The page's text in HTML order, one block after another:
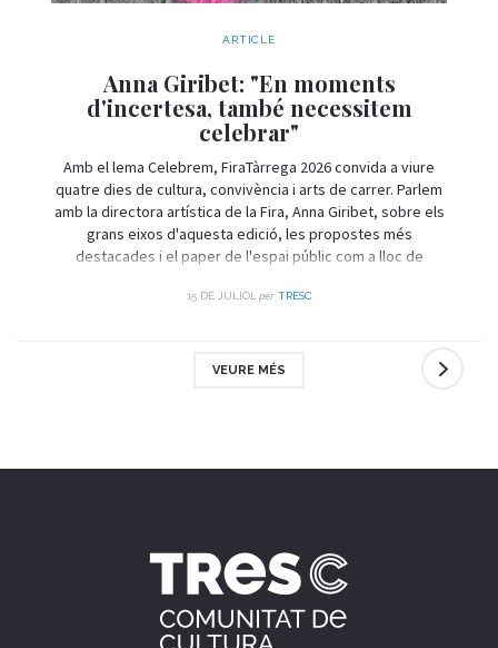
ARTICLE
Anna Giribet: "En moments
d'incertesa, també necessitem
celebrar"
Amb el lema Celebrem, FiraTàrrega 2026 convida a viure
quatre dies de cultura, convivència i arts de carrer. Parlem
amb la directora artística de la Fira, Anna Giribet, sobre els
grans eixos d'aquesta edició, les propostes més
destacades i el paper de l'espai públic com a lloc de
15 DE JULIOL per TRESC
VEURE MÉS